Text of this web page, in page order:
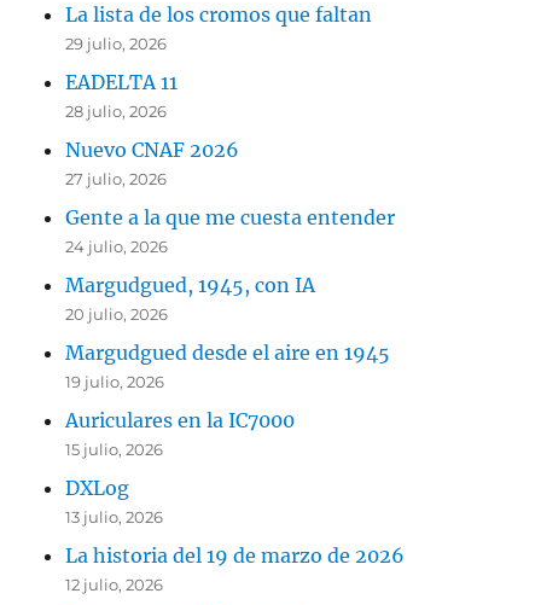
La lista de los cromos que faltan
29 julio, 2026
EADELTA 11
28 julio, 2026
Nuevo CNAF 2026
27 julio, 2026
Gente a la que me cuesta entender
24 julio, 2026
Margudgued, 1945, con IA
20 julio, 2026
Margudgued desde el aire en 1945
19 julio, 2026
Auriculares en la IC7000
15 julio, 2026
DXLog
13 julio, 2026
La historia del 19 de marzo de 2026
12 julio, 2026